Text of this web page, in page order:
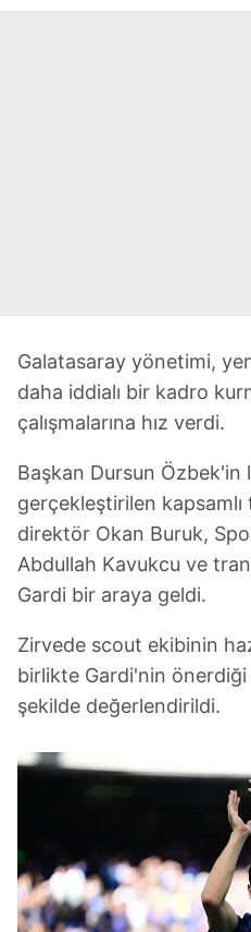
Galatasaray yönetimi,
daha iddialı bir kadro
çalışmalarına hız verdi.
Başkan Dursun Özbek'in
gerçekleştirilen
direktör Okan Buruk,
Abdullah Kavukcu ve
Gardi bir araya geldi.
Zirvede scout ekibinin
birlikte Gardi'nin önerdiği
şekilde değerlendirildi.